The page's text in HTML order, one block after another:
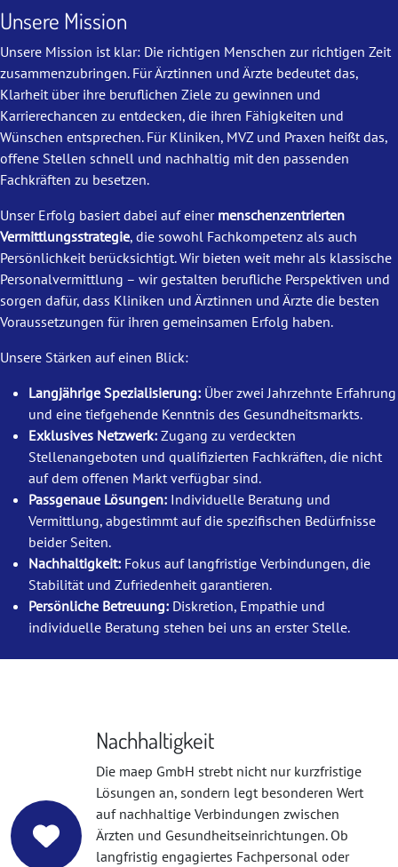
Unsere Mission
Unsere Mission ist klar: Die richtigen Menschen zur richtigen Zeit
zusammenzubringen. Für Ärztinnen und Ärzte bedeutet das,
Klarheit über ihre beruflichen Ziele zu gewinnen und
Karrierechancen zu entdecken, die ihren Fähigkeiten und
Wünschen entsprechen. Für Kliniken, MVZ und Praxen heißt das,
offene Stellen schnell und nachhaltig mit den passenden
Fachkräften zu besetzen.
Unser Erfolg basiert dabei auf einer menschenzentrierten
Vermittlungsstrategie, die sowohl Fachkompetenz als auch
Persönlichkeit berücksichtigt. Wir bieten weit mehr als klassische
Personalvermittlung – wir gestalten berufliche Perspektiven und
sorgen dafür, dass Kliniken und Ärztinnen und Ärzte die besten
Voraussetzungen für ihren gemeinsamen Erfolg haben.
Unsere Stärken auf einen Blick:
Langjährige Spezialisierung: Über zwei Jahrzehnte Erfahrung
und eine tiefgehende Kenntnis des Gesundheitsmarkts.
Exklusives Netzwerk: Zugang zu verdeckten
Stellenangeboten und qualifizierten Fachkräften, die nicht
auf dem offenen Markt verfügbar sind.
Passgenaue Lösungen: Individuelle Beratung und
Vermittlung, abgestimmt auf die spezifischen Bedürfnisse
beider Seiten.
Nachhaltigkeit: Fokus auf langfristige Verbindungen, die
Stabilität und Zufriedenheit garantieren.
Persönliche Betreuung: Diskretion, Empathie und
individuelle Beratung stehen bei uns an erster Stelle.
Nachhaltigkeit
Die maep GmbH strebt nicht nur kurzfristige
Lösungen an, sondern legt besonderen Wert
auf nachhaltige Verbindungen zwischen
Ärzten und Gesundheitseinrichtungen. Ob
langfristig engagiertes Fachpersonal oder